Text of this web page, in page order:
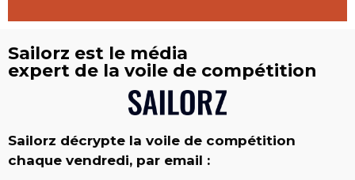
Sailorz est le média
expert de la voile de compétition
Sailorz décrypte la voile de compétition
chaque vendredi, par email :